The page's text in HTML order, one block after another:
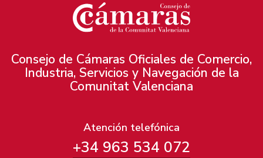
Consejo de Cámaras Oficiales de Comercio,
Industria, Servicios y Navegación de la
Comunitat Valenciana
Atención telefónica
+34 963 534 072